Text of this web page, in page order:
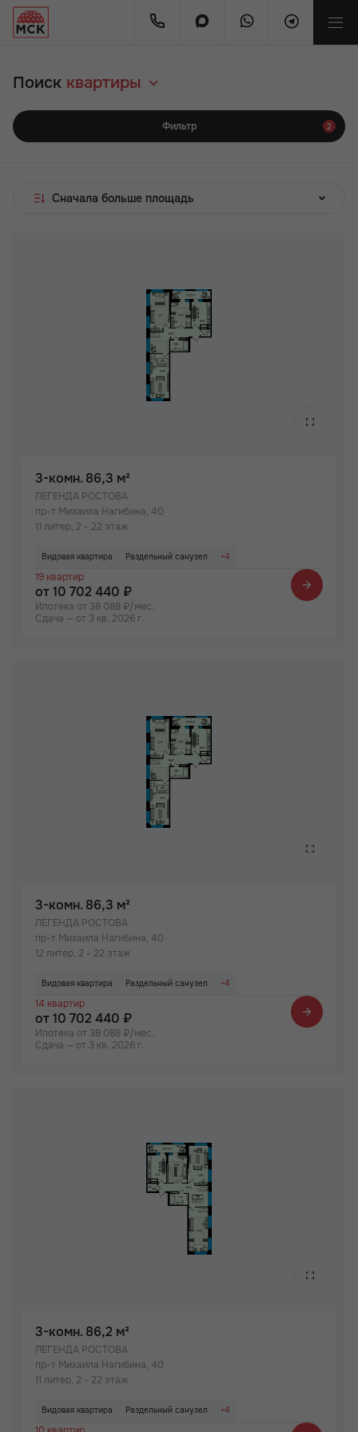
Поиск квартиры
Фильтр 2
Сначала больше площадь
3-комн. 86,3 м²
ЛЕГЕНДА РОСТОВА
пр-т Михаила Нагибина, 40
11 литер, 2 - 22 этаж
+4
Видовая квартира Раздельный санузел
Просторная лоджия/балкон
Детский сад на территории ЖК
19 квартир
от 10 702 440 ₽
Ипотека от 38 088 ₽/мес.
Сдача — от 3 кв. 2026 г.
3-комн. 86,3 м²
ЛЕГЕНДА РОСТОВА
пр-т Михаила Нагибина, 40
12 литер, 2 - 22 этаж
+4
Видовая квартира Раздельный санузел
Просторная лоджия/балкон
Детский сад на территории ЖК
14 квартир
от 10 702 440 ₽
Ипотека от 38 088 ₽/мес.
Сдача — от 3 кв. 2026 г.
3-комн. 86,2 м²
ЛЕГЕНДА РОСТОВА
пр-т Михаила Нагибина, 40
11 литер, 2 - 22 этаж
+4
Видовая квартира Раздельный санузел